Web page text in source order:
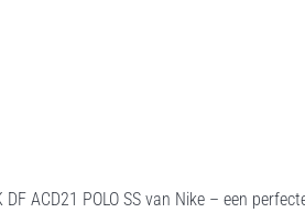
ACD21 POLO SS van Nike – een